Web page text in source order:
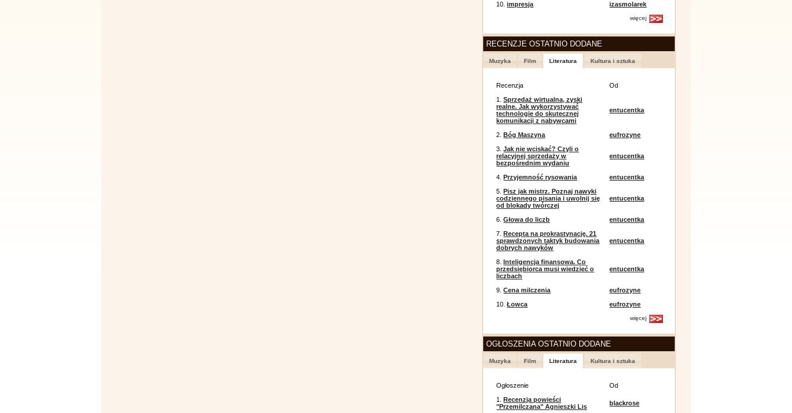
10.impresja izasmolarek
więcej
RECENZJE OSTATNIO DODANE
Muzyka Film Literatura Kultura i sztuka
Recenzja
Od
1.Sprzedaż wirtualna, zyski
realne. Jak wykorzystywać
technologie do skutecznej
komunikacji z nabywcami
entucentka
2.Bóg Maszyna
eufrozyne
3.Jak nie wciskać? Czyli o
relacyjnej sprzedaży w
bezpośrednim wydaniu
entucentka
4.Przyjemność rysowania
entucentka
5.Pisz jak mistrz. Poznaj nawyki
codziennego pisania i uwolnij się
od blokady twórczej
entucentka
6.Głowa do liczb
entucentka
7.Recepta na prokrastynację. 21
sprawdzonych taktyk budowania
dobrych nawyków
entucentka
8.Inteligencja finansowa. Co
przedsiębiorca musi wiedzieć o
liczbach
entucentka
9.Cena milczenia
eufrozyne
10.Łowca eufrozyne
więcej
OGŁOSZENIA OSTATNIO DODANE
Muzyka Film Literatura Kultura i sztuka
Ogłoszenie
Od
1.Recenzja powieści
"Przemilczana" Agnieszki Lis
blackrose